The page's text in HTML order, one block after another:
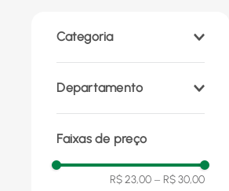
Categoria
(1)
Departamento
(1)
Faixas de preço
R$ 23,00 – R$ 30,00